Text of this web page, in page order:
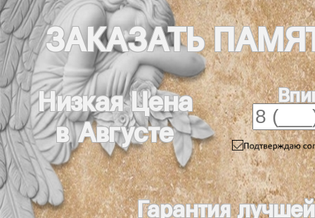
ЗАКАЗАТЬ
Низкая Цена
в Августе
Гарантия